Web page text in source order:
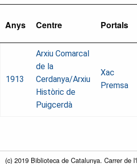
Anys Centre Portals
1913
Arxiu Comarcal
de la
Cerdanya/Arxiu
Històric de
Puigcerdà
Xac
Premsa
(c) 2019 Biblioteca de Catalunya. Carrer de